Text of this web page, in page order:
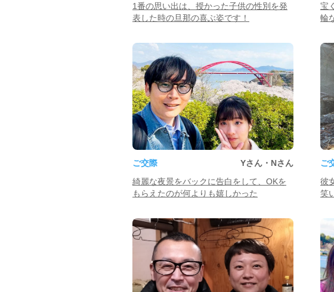
1番の思い出は、授かった子供の性別を発
表した時の旦那の喜ぶ姿です！
宝
輪
ご交際
Yさん・Nさん
綺麗な夜景をバックに告白をして、OKを
もらえたのが何よりも嬉しかった
ご
彼
笑